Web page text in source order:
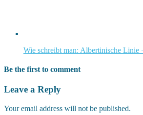
Wie schreibt man: Albertinische Linie
Be the first to comment
Leave a Reply
Your email address will not be published.